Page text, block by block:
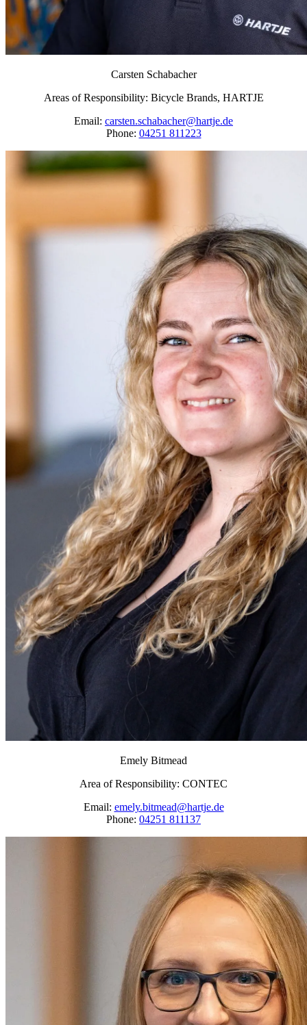
Carsten Schabacher
Areas of Responsibility: Bicycle Brands, HARTJE
Email: carsten.schabacher@hartje.de
Phone: 04251 811223
Emely Bitmead
Area of Responsibility: CONTEC
Email: emely.bitmead@hartje.de
Phone: 04251 811137